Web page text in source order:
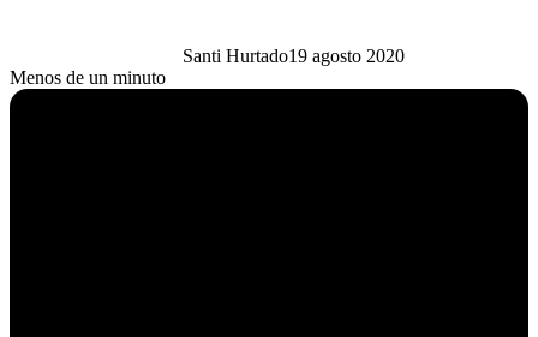
Santi Hurtado19 agosto 2020
Menos de un minuto